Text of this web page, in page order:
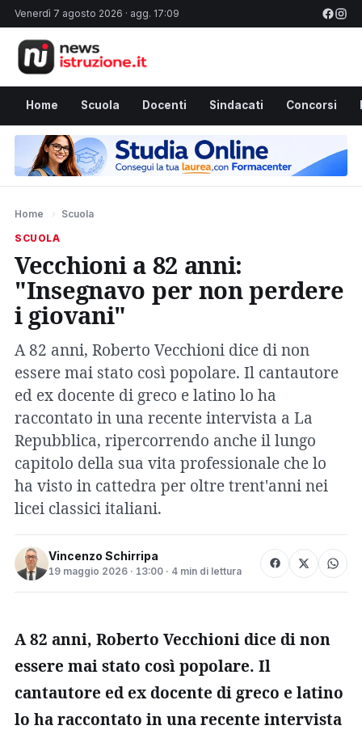
Venerdì 7 agosto 2026 · agg. 17:09
Home Scuola Docenti Sindacati Concorsi
Home › Scuola
SCUOLA
Vecchioni a 82 anni:
"Insegnavo per non perdere
i giovani"
A 82 anni, Roberto Vecchioni dice di non
essere mai stato così popolare. Il cantautore
ed ex docente di greco e latino lo ha
raccontato in una recente intervista a La
Repubblica, ripercorrendo anche il lungo
capitolo della sua vita professionale che lo
ha visto in cattedra per oltre trent'anni nei
licei classici italiani.
Vincenzo Schirripa
19 maggio 2026 · 13:00 · 4 min di lettura
A 82 anni, Roberto Vecchioni dice di non
essere mai stato così popolare. Il
cantautore ed ex docente di greco e latino
lo ha raccontato in una recente intervista